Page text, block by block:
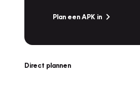
Plan een APK in
Direct plannen